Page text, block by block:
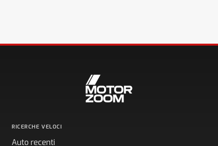
RICERCHE VELOCI
Auto recenti